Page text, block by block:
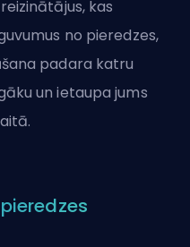
kas
no pieredzes,
padara katru
un ietaupa jums